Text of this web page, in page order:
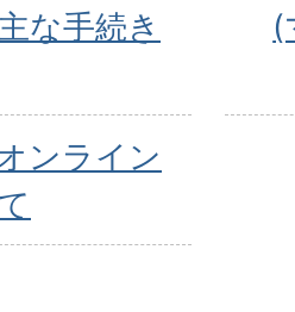
な手続き
(
ンライン